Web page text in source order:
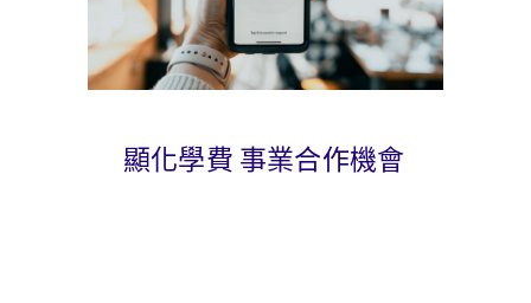
顯化學費 事業合作機會